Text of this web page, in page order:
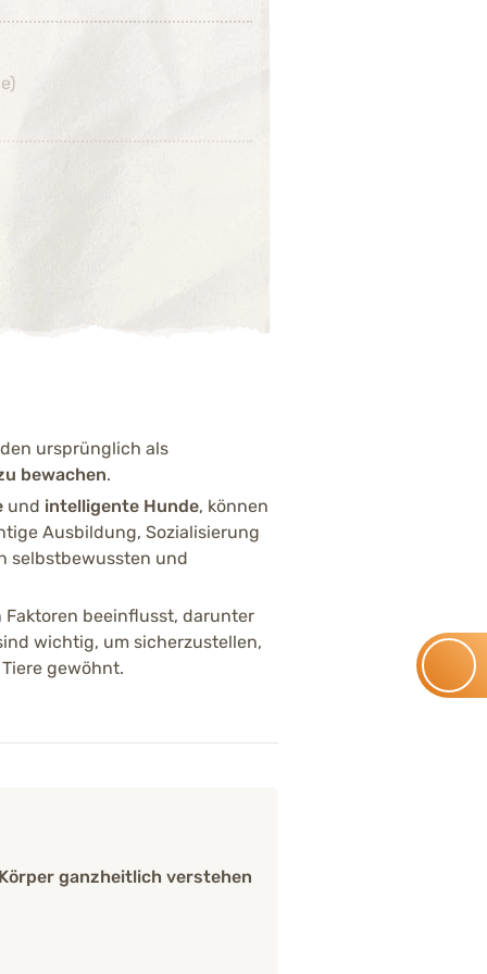
Gelenkprobleme
Zucht und angepasste
ursprünglich als
bewachen.
und intelligente Hunde, können
Ausbildung, Sozialisierung
selbstbewussten und
Faktoren beeinflusst, darunter
wichtig, um sicherzustellen,
gewöhnt.
ganzheitlich verstehen